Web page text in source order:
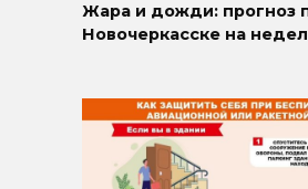
Жара и дожди: прогноз
Новочеркасске на